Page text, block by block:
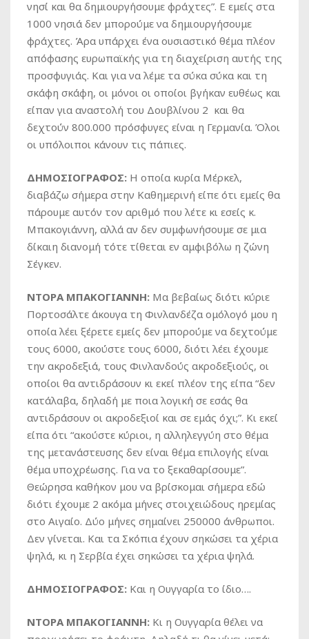
νησί και θα δημιουργήσουμε φράχτες”. Ε εμείς στα
1000 νησιά δεν μπορούμε να δημιουργήσουμε
φράχτες. Άρα υπάρχει ένα ουσιαστικό θέμα πλέον
απόφασης ευρωπαϊκής για τη διαχείριση αυτής της
προσφυγιάς. Και για να λέμε τα σύκα σύκα και τη
σκάφη σκάφη, οι μόνοι οι οποίοι βγήκαν ευθέως και
είπαν για αναστολή του Δουβλίνου 2 και θα
δεχτούν 800.000 πρόσφυγες είναι η Γερμανία. Όλοι
οι υπόλοιποι κάνουν τις πάπιες.
ΔΗΜΟΣΙΟΓΡΑΦΟΣ: Η οποία κυρία Μέρκελ,
διαβάζω σήμερα στην Καθημερινή είπε ότι εμείς θα
πάρουμε αυτόν τον αριθμό που λέτε κι εσείς κ.
Μπακογιάννη, αλλά αν δεν συμφωνήσουμε σε μια
δίκαιη διανομή τότε τίθεται εν αμφιβόλω η ζώνη
Σέγκεν.
ΝΤΟΡΑ ΜΠΑΚΟΓΙΑΝΝΗ: Μα βεβαίως διότι κύριε
Πορτοσάλτε άκουγα τη Φινλανδέζα ομόλογό μου η
οποία λέει ξέρετε εμείς δεν μπορούμε να δεχτούμε
τους 6000, ακούστε τους 6000, διότι λέει έχουμε
την ακροδεξιά, τους Φινλανδούς ακροδεξιούς, οι
οποίοι θα αντιδράσουν κι εκεί πλέον της είπα “δεν
κατάλαβα, δηλαδή με ποια λογική σε εσάς θα
αντιδράσουν οι ακροδεξιοί και σε εμάς όχι;”. Κι εκεί
είπα ότι “ακούστε κύριοι, η αλληλεγγύη στο θέμα
της μετανάστευσης δεν είναι θέμα επιλογής είναι
θέμα υποχρέωσης. Για να το ξεκαθαρίσουμε”.
Θεώρησα καθήκον μου να βρίσκομαι σήμερα εδώ
διότι έχουμε 2 ακόμα μήνες στοιχειώδους ηρεμίας
στο Αιγαίο. Δύο μήνες σημαίνει 250000 άνθρωποι.
Δεν γίνεται. Και τα Σκόπια έχουν σηκώσει τα χέρια
ψηλά, κι η Σερβία έχει σηκώσει τα χέρια ψηλά.
ΔΗΜΟΣΙΟΓΡΑΦΟΣ: Και η Ουγγαρία το ίδιο….
ΝΤΟΡΑ ΜΠΑΚΟΓΙΑΝΝΗ: Κι η Ουγγαρία θέλει να